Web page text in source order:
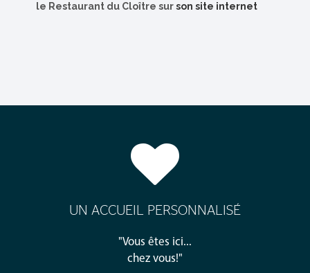
le Restaurant du Cloître surson site internet
UN ACCUEIL PERSONNALISÉ
"Vous êtes ici...
chez vous!"